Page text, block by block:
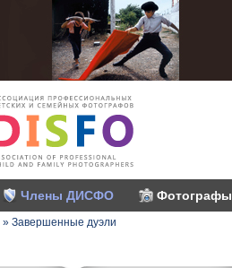
Члены ДИСФО Фотографы
» Завершенные дуэли